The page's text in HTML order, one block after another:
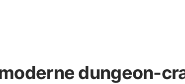
dungeon-